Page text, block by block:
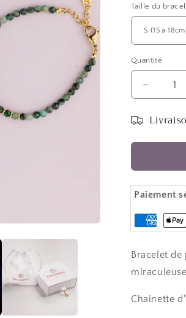
Taille du
Quantité
Réduire
la
quantité
Bracelet
-
-
Paiement
Moyens
paiement
Bracelet
Chainette